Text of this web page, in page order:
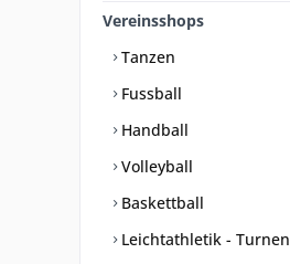
Vereinsshops
Tanzen
Fussball
Handball
Volleyball
Baskettball
Leichtathletik - Turnen